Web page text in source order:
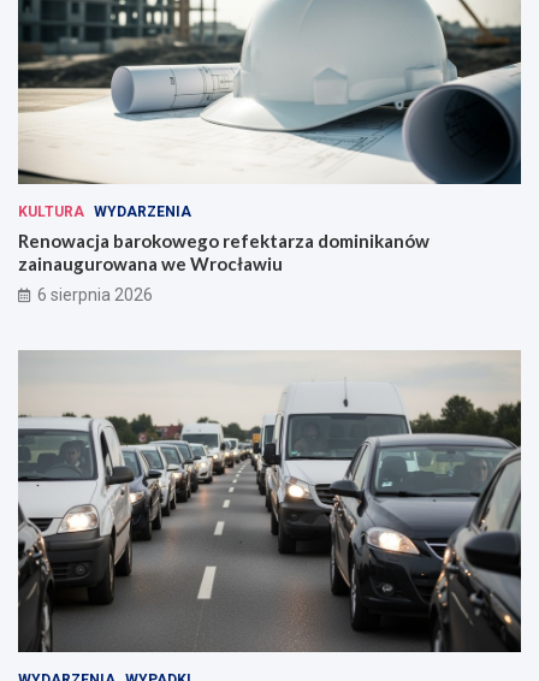
KULTURA WYDARZENIA
Renowacja barokowego refektarza dominikanów
zainaugurowana we Wrocławiu
6 sierpnia 2026